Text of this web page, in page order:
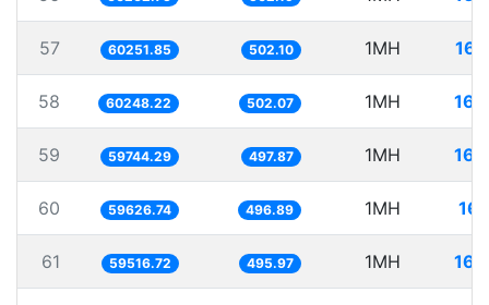
57 60251.85 502.10 1MH
58 60248.22 502.07 1MH
59 59744.29 497.87 1MH
60 59626.74 496.89 1MH
61 59516.72 495.97 1MH